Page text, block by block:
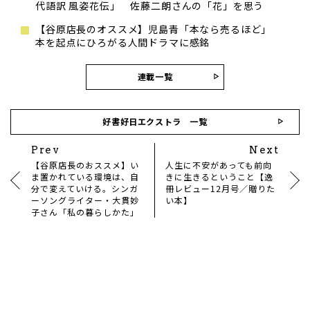
代語訳 風姿花伝」 佐藤二朗さんの「花」を思う
【谷原店長のオススメ】児島青「本なら売るほど」
本を起点にひろがる人間ドラマに感銘
連載一覧
好書好日エクストラ 一覧
Prev
【谷原店長のおススメ】い
ま置かれている環境は、自
分で変えていける。シンガ
ーソングライター・大貫妙
子さん「私の暮らしかた」
Next
人生に不安があっても前向
きに生きるということ【逸
冊レビュー12月号／贈りた
い本】